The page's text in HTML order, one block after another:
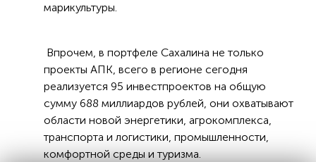
марикультуры.
Впрочем, в портфеле Сахалина не только
проекты АПК, всего в регионе сегодня
реализуется 95 инвестпроектов на общую
сумму 688 миллиардов рублей, они охватывают
области новой энергетики, агрокомплекса,
транспорта и логистики, промышленности,
комфортной среды и туризма.